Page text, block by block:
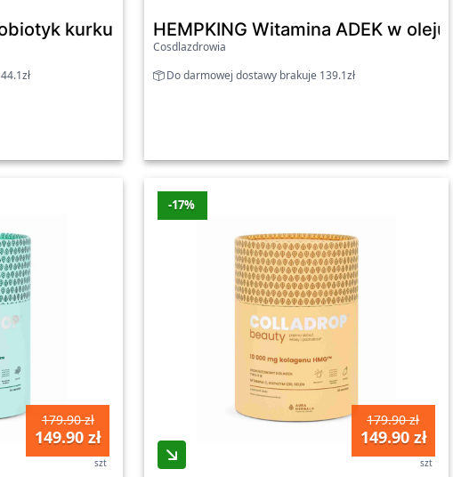
kurkuma/imbir/pieprz 500ml JOYDAY - Living
HEMPKING Witamina ADEK w
Cosdlazdrowia
Do darmowej dostawy brakuje 139.1zł
179.90 zł
149.90 zł
szt
-17%
179.90 zł
149.90 zł
szt